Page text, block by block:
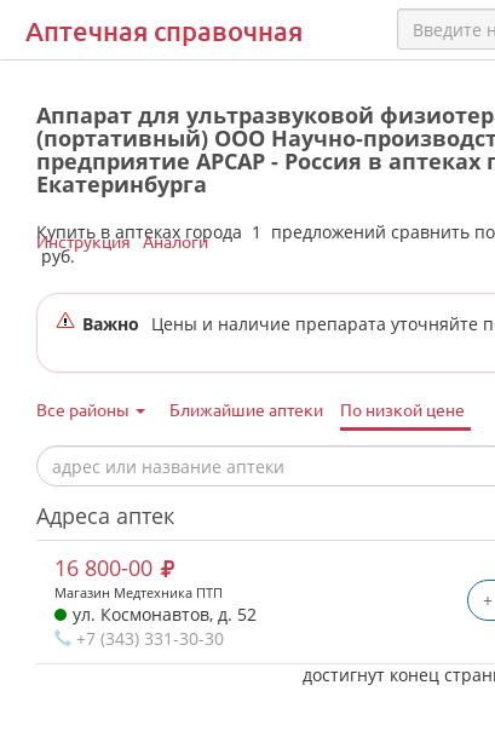
Аптечная справочная
Аппарат для ультразвуковой
(портативный) ООО Научно-
предприятие АРСАР - Россия в аптеках
Екатеринбурга
Купить в аптеках города 1 предложений сравнить
руб.
Инструкция Аналоги
Важно Цены и наличие препарата уточняйте
Все районы Ближайшие аптеки По низкой цене
Адреса аптек
+
16 800-00
Магазин Медтехника ПТП
ул. Космонавтов, д. 52
+7 (343) 331-30-30
достигнут конец